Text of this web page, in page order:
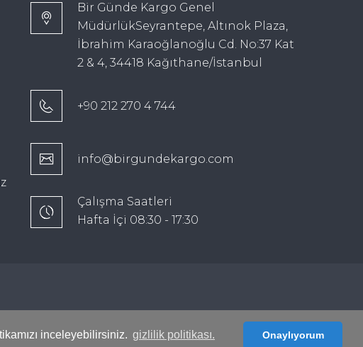
inceleyebilirsiniz. gizlilik politikası. Onaylıyorum
Bir Günde Kargo Genel
MüdürlükSeyrantepe, Altınok Plaza,
İbrahim Karaoğlanoğlu Cd. No:37 Kat:
2 & 4, 34418 Kağıthane/İstanbul
+90 212 270 4 744
info@birgundekargo.com
Çalışma Saatleri
Hafta İçi 08:30 - 17:30